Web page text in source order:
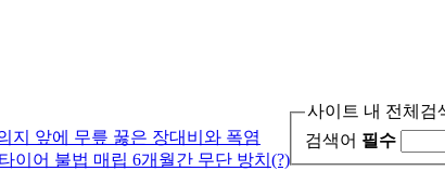
지 앞에 무릎 꿇은 장대비와 폭염
이어 불법 매립 6개월간 무단 방치(?)
사이트 내 전체검
검색어 필수